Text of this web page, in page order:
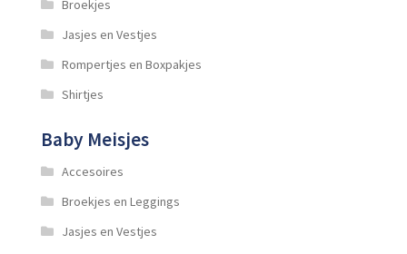
Broekjes
Jasjes en Vestjes
Rompertjes en Boxpakjes
Shirtjes
Baby Meisjes
Accesoires
Broekjes en Leggings
Jasjes en Vestjes